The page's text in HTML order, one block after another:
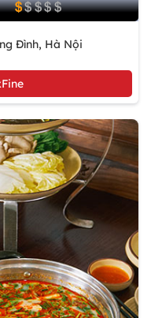
Đình, Hà Nội